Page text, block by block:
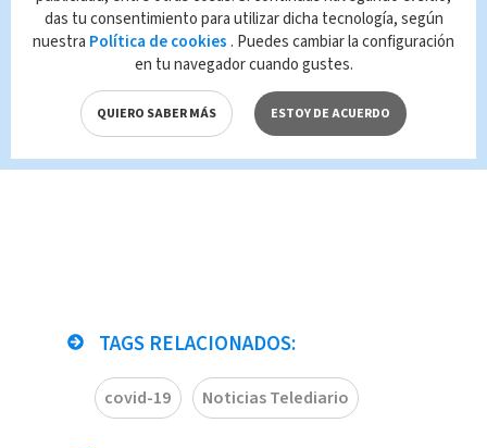
fallecimientos
covid-19 continúan
en alza
Covid19
Redacción
TAGS RELACIONADOS:
covid-19 Noticias Telediario
das tu consentimiento para utilizar dicha tecnología, según
nuestra Política de cookies . Puedes cambiar la configuración
en tu navegador cuando gustes.
QUIERO SABER MÁS ESTOY DE ACUERDO